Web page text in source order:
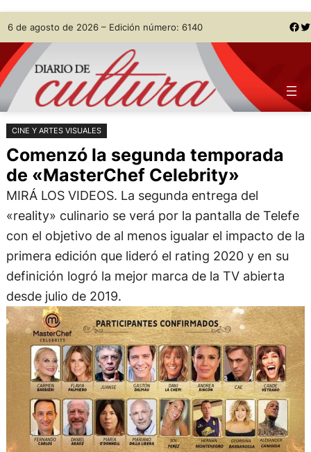
Saltar
al
contenido
Skip
to
content
6 de agosto de 2026 – Edición número: 6140 Facebook Twitter
CINE Y ARTES VISUALES
Comenzó la segunda temporada
de «MasterChef Celebrity»
MIRÁ LOS VIDEOS. La segunda entrega del
«reality» culinario se verá por la pantalla de Telefe
con el objetivo de al menos igualar el impacto de la
primera edición que lideró el rating 2020 y en su
definición logró la mejor marca de la TV abierta
desde julio de 2019.